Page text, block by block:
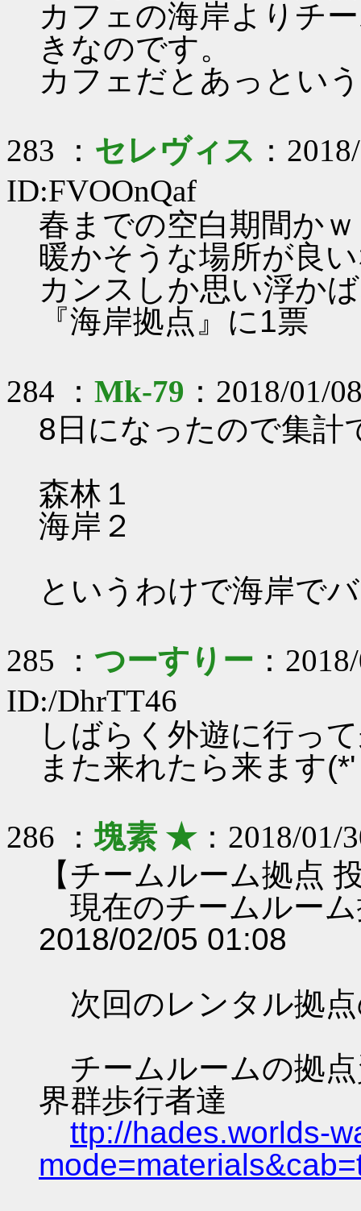
カフェの海岸よりチ
きなのです。
カフェだとあっとい
283 ： セレヴィス ：
ID:FVOOnQaf
春までの空白期間かｗ
暖かそうな場所が良
カンスしか思い浮か
『海岸拠点』に1票
284 ： Mk-79 ：2018/01/
8日になったので集計
森林１
海岸２
というわけで海岸で
285 ： つーすりー ：
ID:/DhrTT46
しばらく外遊に行っ
また来れたら来ます
286 ：塊素 ★：2018/01/
【チームルーム拠点
現在のチームルー
2018/02/05 01:08
次回のレンタル拠
チームルームの拠
界群歩行者達
ttp://hades.worlds-